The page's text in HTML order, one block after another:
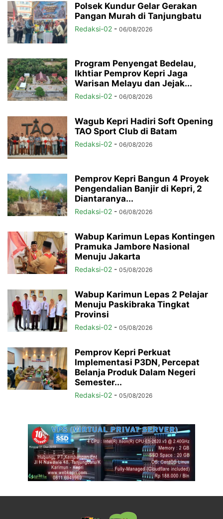
Polsek Kundur Gelar Gerakan
Pangan Murah di Tanjungbatu
Redaksi-02 - 06/08/2026
Program Penyengat Bedelau,
Ikhtiar Pemprov Kepri Jaga
Warisan Melayu dan Jejak...
Redaksi-02 - 06/08/2026
Wagub Kepri Hadiri Soft Opening
TAO Sport Club di Batam
Redaksi-02 - 06/08/2026
Pemprov Kepri Bangun 4 Proyek
Pengendalian Banjir di Kepri, 2
Diantaranya...
Redaksi-02 - 06/08/2026
Wabup Karimun Lepas Kontingen
Pramuka Jambore Nasional
Menuju Jakarta
Redaksi-02 - 05/08/2026
Wabup Karimun Lepas 2 Pelajar
Menuju Paskibraka Tingkat
Provinsi
Redaksi-02 - 05/08/2026
Pemprov Kepri Perkuat
Implementasi P3DN, Percepat
Belanja Produk Dalam Negeri
Semester...
Redaksi-02 - 05/08/2026